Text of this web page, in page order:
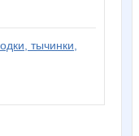
тычинки,